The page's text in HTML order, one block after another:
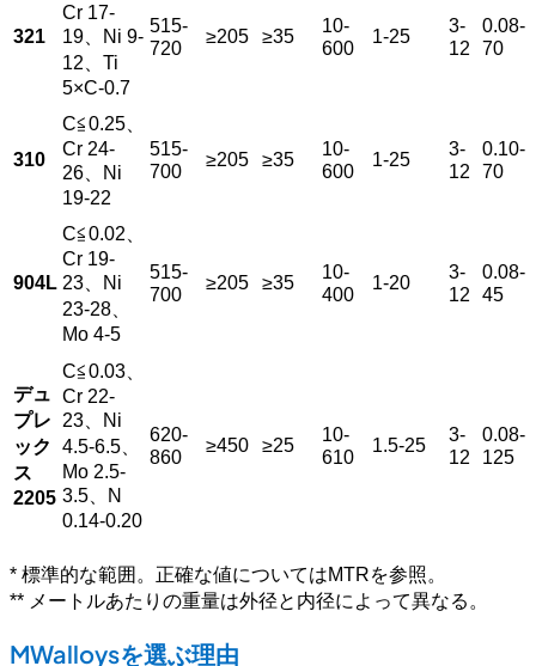
321
Cr 17-
19、Ni 9-
12、Ti
5×C-0.7
515-
720
≥205 ≥35
10-
600
1-25
3-
12
0.08-
70
310
C≦0.25、
Cr 24-
26、Ni
19-22
515-
700
≥205 ≥35
10-
600
1-25
3-
12
0.10-
70
904L
C≦0.02、
Cr 19-
23、Ni
23-28、
Mo 4-5
515-
700
≥205 ≥35
10-
400
1-20
3-
12
0.08-
45
デュ
プレ
ック
ス
2205
C≦0.03、
Cr 22-
23、Ni
4.5-6.5、
Mo 2.5-
3.5、N
0.14-0.20
620-
860
≥450 ≥25
10-
610
1.5-25
3-
12
0.08-
125
* 標準的な範囲。正確な値についてはMTRを参照。
** メートルあたりの重量は外径と内径によって異なる。
MWalloysを選ぶ理由